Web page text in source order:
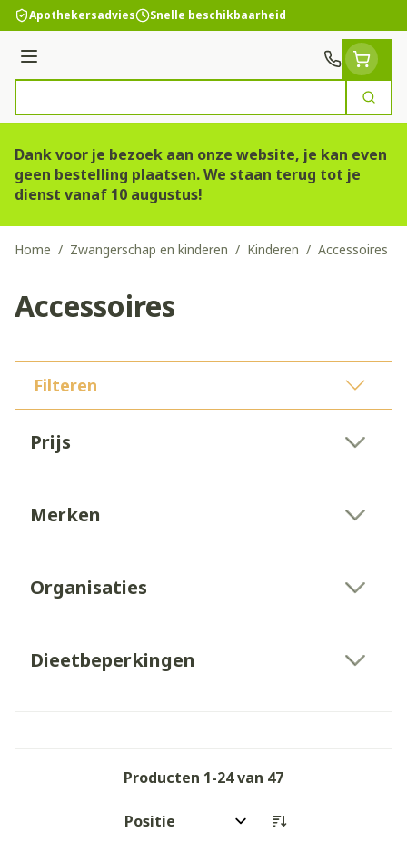
Ga naar de inhoud
Apothekersadvies Snelle beschikbaarheid
Menu
Zoek
Dank voor je bezoek aan onze website, je kan even
geen bestelling plaatsen. We staan terug tot je
dienst vanaf 10 augustus!
Home / Zwangerschap en kinderen / Kinderen / Accessoires
Accessoires
Filteren
Prijs
Merken
Organisaties
Dieetbeperkingen
Producten 1-24van 47
Sorteer op: